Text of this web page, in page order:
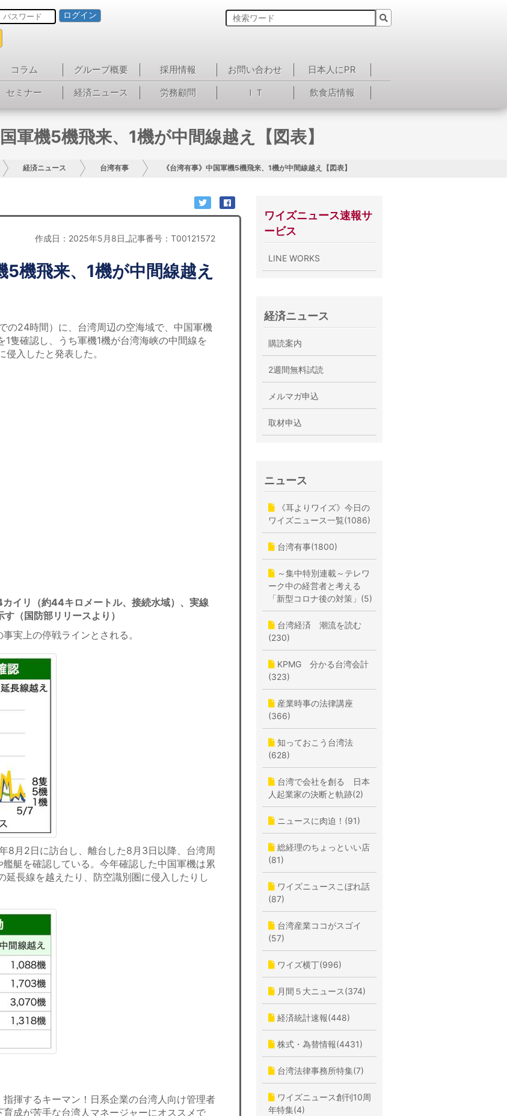
ログイン
コラム グループ概要 採用情報 お問い合わせ
日本人にPR
セミナー 経済ニュース 労務顧問 ＩＴ 飲食店情報
軍機5機飛来、1機が中間線越え【図表】
経済ニュース 台湾有事 《台湾有事》中国軍機5機飛来、1機が中間線越え【図表】
作成日：2025年5月8日_記事番号：T00121572
5機飛来、1機が中間線越え
24時間）に、台湾周辺の空海域で、中国軍機
隻確認し、うち軍機1機が台湾海峡の中間線を
入したと発表した。
イリ（約44キロメートル、接続水域）、実線
（国防部リリースより）
実上の停戦ラインとされる。
月2日に訪台し、離台した8月3日以降、台湾周
艇を確認している。今年確認した中国軍機は累
長線を越えたり、防空識別圏に侵入したりし
揮するキーマン！日系企業の台湾人向け管理者
成が苦手な台湾人マネージャーにオススメで
ワイズニュース速報サ
ービス
LINE WORKS
経済ニュース
購読案内
2週間無料試読
メルマガ申込
取材申込
ニュース
《耳よりワイズ》今日の
ワイズニュース一覧(1086)
台湾有事(1800)
～集中特別連載～テレワ
ーク中の経営者と考える
「新型コロナ後の対策」(5)
台湾経済 潮流を読む
(230)
KPMG 分かる台湾会計
(323)
産業時事の法律講座
(366)
知っておこう台湾法
(628)
台湾で会社を創る 日本
人起業家の決断と軌跡(2)
ニュースに肉迫！(91)
総経理のちょっといい店
(81)
ワイズニュースこぼれ話
(87)
台湾産業ココがスゴイ
(57)
ワイズ横丁(996)
月間５大ニュース(374)
経済統計速報(448)
株式・為替情報(4431)
台湾法律事務所特集(7)
ワイズニュース創刊10周
年特集(4)